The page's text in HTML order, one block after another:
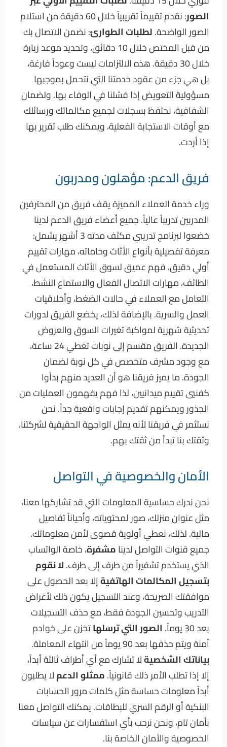
الصور
: نقدم تقييماً تقريبياً خلال 60 دقيقة من استلام
الصور الواضحة.لطلبات الطوارئ: نضمن الاتصال بك
من قبل المختص خلال 10 دقائق، وتحديد موعد زيارة
خلال 30 دقيقة. هذه الالتزامات ليست وعوداً فارغة،
بل هي جزء من عقود خدمتنا التي نتحمل بموجبها
مسؤولية التعويض إذا فشلنا في الوفاء بها. ولضمان
الشفافية، نحتفظ بسجلات لجميع مكالماتك ورسائلك
مع أوقات الاستجابة الفعلية، ويمكنك طلب تقرير بها
إذا أردت.
فريق الدعم: مؤهلون ومدربون
وراء خدمة العملاء المميزة يقف فريق من المحترفين
المدربين تدريباً عالياً. جميع أعضاء فريق الدعم لدينا
خضعوا لبرنامج تدريبي مكثف مدته 3 أشهر يشمل:
معرفة تفصيلية بأنواع الأثاث وخاماته، مهارات تقييم
أولي دقيق، فهم عميق لسوق الأثاث المستعمل في
الطائف، مهارات الاتصال الفعال والاستماع النشط،
التعامل مع العملاء في حالات الضغط، وأخلاقيات
العمل والسرية. بالإضافة لذلك، يخضع الفريق لدورات
تحديثية شهرية لمواكبة تغيرات السوق والعروض
الجديدة. الفريق مقسم إلى نوبات تغطي 24 ساعة،
مع وجود مشرف متخصص في كل نوبة لضمان
الجودة. ما يميز فريقنا هو أن العديد منهم بدأوا
كفنيي تقييم ميدانيين، لذا فهم يفهمون العمليات من
الجذور ويمكنهم تقديم إجابات واقعية جداً. نحن
نستثمر في فريقنا لأنه يمثل الواجهة الحقيقية لشركتنا،
وثقتك بنا تبدأ من ثقتك بهم.
الأمان والخصوصية في التواصل
نحن ندرك حساسية المعلومات التي قد تشاركها معنا،
مثل عنوان منزلك، صور لمحتوياته، وأحياناً تفاصيل
مالية. لذلك، نعطي أولوية قصوى لأمن معلوماتك.
جميع قنوات التواصل لدينامشفرة، خاصة الواتساب
الذي يستخدم تشفيراً من طرف إلى طرف.لا نقوم
بتسجيل المكالمات الهاتفيةإلا بعد الحصول على
موافقتك الصريحة، وعند التسجيل يكون ذلك لأغراض
التدريب وتحسين الجودة فقط، مع حذف التسجيلات
بعد 30 يوماً.
الصور التي ترسلهاتخزن على خوادم
آمنة ويتم حذفها بعد 90 يوماً من انتهاء المعاملة.
بياناتك الشخصيةلا تشارك مع أي أطراف ثالثة أبداً،
إلا إذا تطلب الأمر ذلك قانونياً.ممثلو الدعملا يطلبون
أبداً معلومات حساسة مثل كلمات مرور الحسابات
البنكية أو الرقم السري للبطاقات. يمكنك التواصل معنا
بأمان تام، ونحن نرحب بأي استفسارات عن سياسات
الخصوصية والأمان الخاصة بنا.